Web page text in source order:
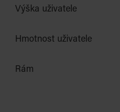
Výška uživatele
Hmotnost uživatele
Rám